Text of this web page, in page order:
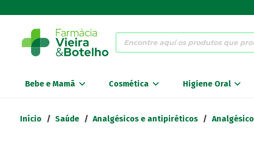
Products
search
Bebe e Mamã Cosmética Higiene Oral
Início / Saúde / Analgésicos e antipiréticos /